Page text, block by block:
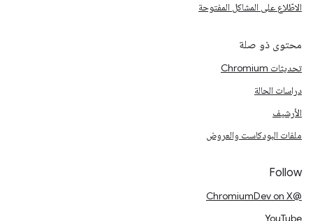
الاطّلاع على المشاكل المفتوحة
محتوى ذو صلة
تحديثات Chromium
دراسات الحالة
الأرشيف
ملفات البودكاست والعروض
Follow
@ChromiumDev on X
YouTube